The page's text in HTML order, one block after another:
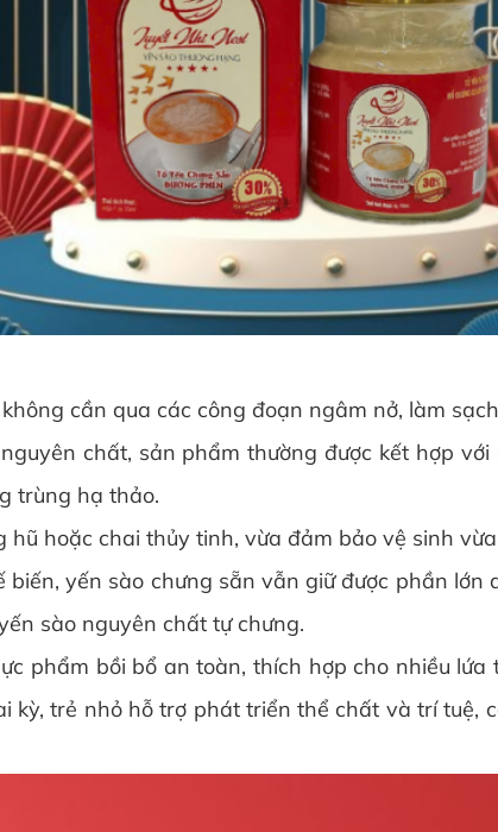
cần qua các công đoạn ngâm nở, làm
chất, sản phẩm thường được kết hợp
trùng hạ thảo.
hũ hoặc chai thủy tinh, vừa đảm bảo vệ sinh
biến, yến sào chưng sẵn vẫn giữ được phần
sào nguyên chất tự chưng.
phẩm bồi bổ an toàn, thích hợp cho nhiều lứa
kỳ, trẻ nhỏ hỗ trợ phát triển thể chất và trí tuệ,